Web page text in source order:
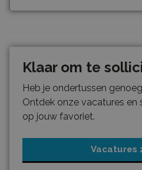
Klaar om te
Heb je ondertussen
Ontdek onze vacatures en
op jouw favoriet.
Vacatures